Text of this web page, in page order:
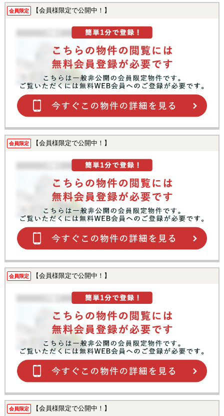
会員限定 【会員様限定で公開中！】
会員限定 【会員様限定で公開中！】
会員限定 【会員様限定で公開中！】
会員限定 【会員様限定で公開中！】